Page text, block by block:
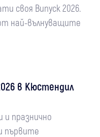
своя Випуск 2026.
най-вълнуващите
в Кюстендил
и празнично
първите